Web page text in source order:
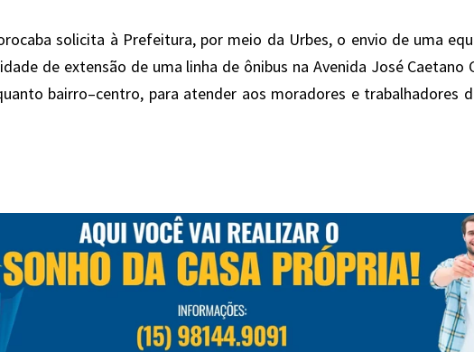
solicita à Prefeitura, por meio da Urbes, o envio de uma
de extensão de uma linha de ônibus na Avenida José Caetano
bairro–centro, para atender aos moradores e trabalhadores